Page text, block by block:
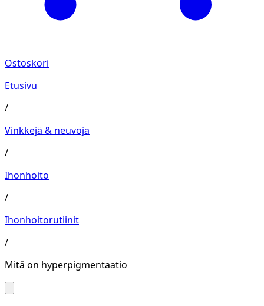
Ostoskori
Etusivu
/
Vinkkejä & neuvoja
/
Ihonhoito
/
Ihonhoitorutiinit
/
Mitä on hyperpigmentaatio